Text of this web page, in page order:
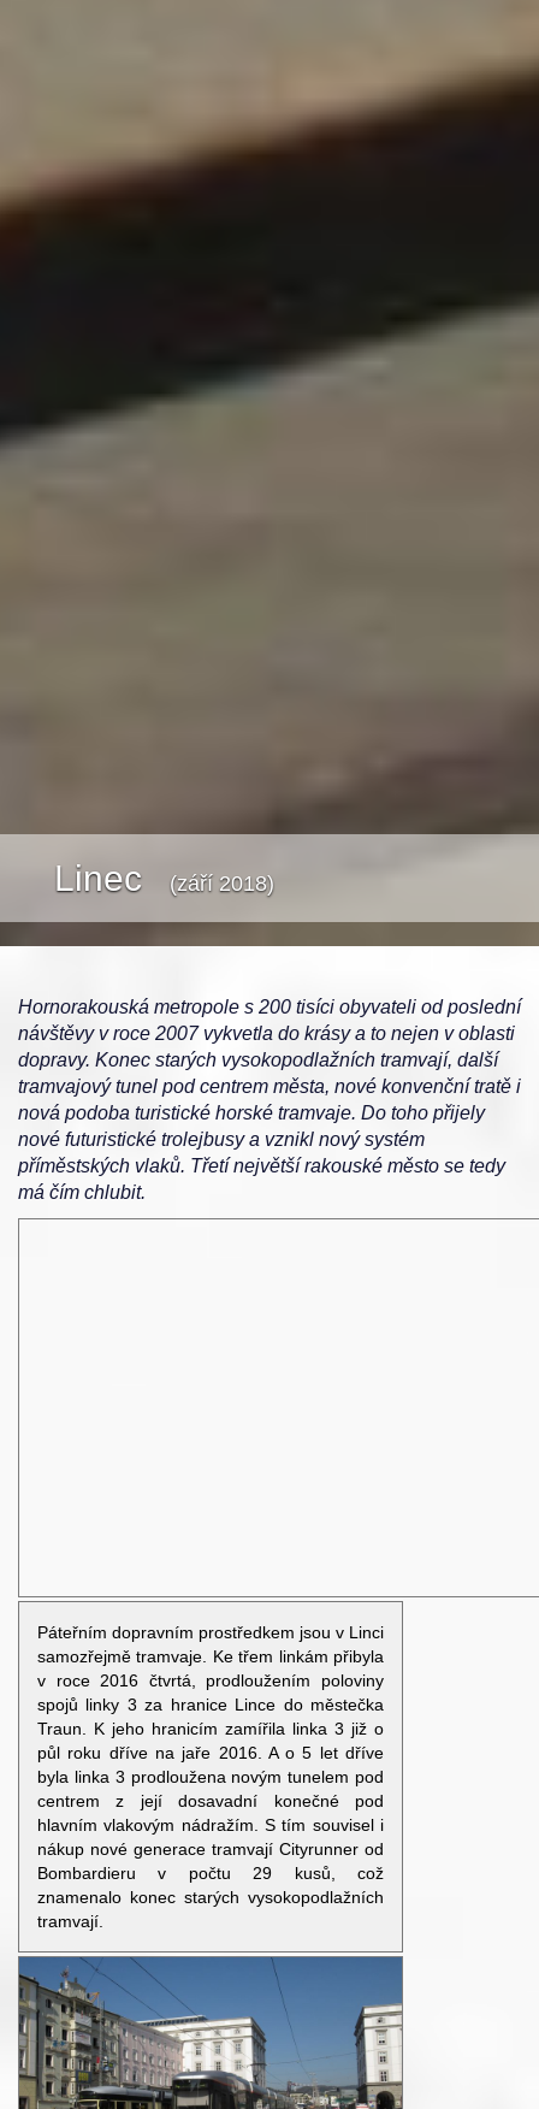
Linec (září 2018)
Hornorakouská metropole s 200 tisíci obyvateli od poslední
návštěvy v roce 2007 vykvetla do krásy a to nejen v oblasti
dopravy. Konec starých vysokopodlažních tramvají, další
tramvajový tunel pod centrem města, nové konvenční tratě i
nová podoba turistické horské tramvaje. Do toho přijely
nové futuristické trolejbusy a vznikl nový systém
příměstských vlaků. Třetí největší rakouské město se tedy
má čím chlubit.
Páteřním dopravním prostředkem jsou v Linci
samozřejmě tramvaje. Ke třem linkám přibyla
v roce 2016 čtvrtá, prodloužením poloviny
spojů linky 3 za hranice Lince do městečka
Traun. K jeho hranicím zamířila linka 3 již o
půl roku dříve na jaře 2016. A o 5 let dříve
byla linka 3 prodloužena novým tunelem pod
centrem z její dosavadní konečné pod
hlavním vlakovým nádražím. S tím souvisel i
nákup nové generace tramvají Cityrunner od
Bombardieru v počtu 29 kusů, což
znamenalo konec starých vysokopodlažních
tramvají.